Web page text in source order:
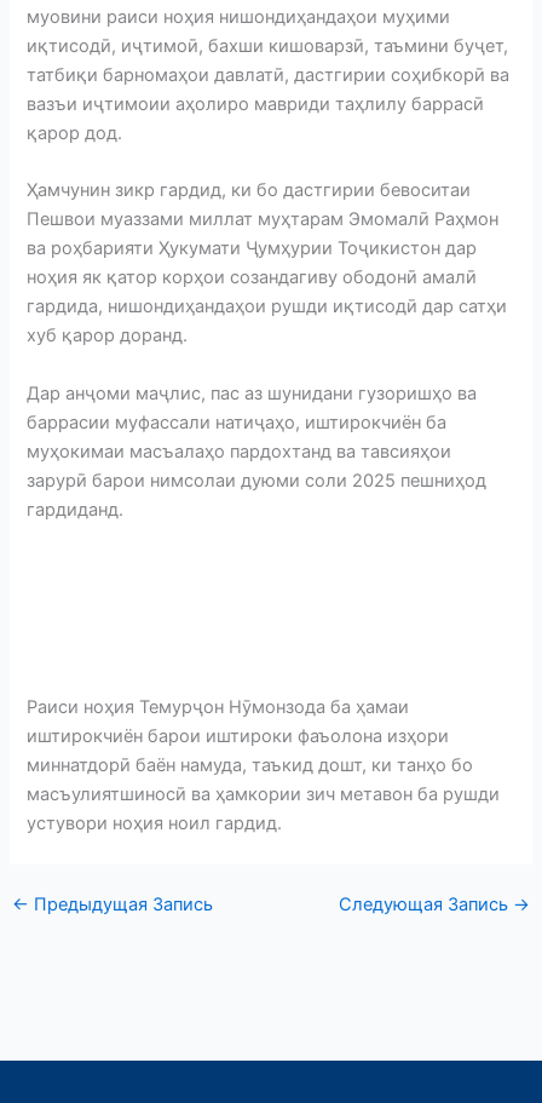
муовини раиси ноҳия нишондиҳандаҳои муҳими
иқтисодӣ, иҷтимоӣ, бахши кишоварзӣ, таъмини буҷет,
татбиқи барномаҳои давлатӣ, дастгирии соҳибкорӣ ва
вазъи иҷтимоии аҳолиро мавриди таҳлилу баррасӣ
қарор дод.
Ҳамчунин зикр гардид, ки бо дастгирии бевоситаи
Пешвои муаззами миллат муҳтарам Эмомалӣ Раҳмон
ва роҳбарияти Ҳукумати Ҷумҳурии Тоҷикистон дар
ноҳия як қатор корҳои созандагиву ободонӣ амалӣ
гардида, нишондиҳандаҳои рушди иқтисодӣ дар сатҳи
хуб қарор доранд.
Дар анҷоми маҷлис, пас аз шунидани гузоришҳо ва
баррасии муфассали натиҷаҳо, иштирокчиён ба
муҳокимаи масъалаҳо пардохтанд ва тавсияҳои
зарурӣ барои нимсолаи дуюми соли 2025 пешниҳод
гардиданд.
Раиси ноҳия Темурҷон Нӯмонзода ба ҳамаи
иштирокчиён барои иштироки фаъолона изҳори
миннатдорӣ баён намуда, таъкид дошт, ки танҳо бо
масъулиятшиносӣ ва ҳамкории зич метавон ба рушди
устувори ноҳия ноил гардид.
← Предыдущая Запись Следующая Запись →